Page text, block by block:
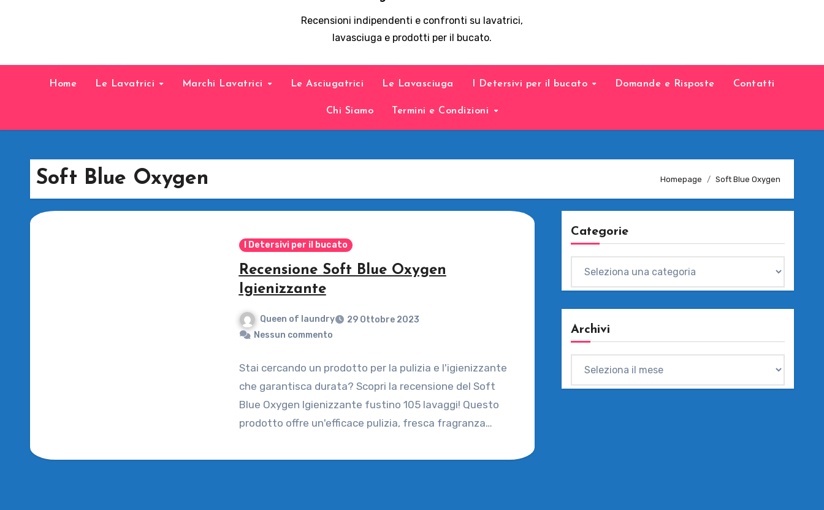
Recensioni indipendenti e confronti su lavatrici,
lavasciuga e prodotti per il bucato.
Home Le Lavatrici Marchi Lavatrici Le Asciugatrici Le Lavasciuga I Detersivi per il bucato Domande e Risposte Contatti
Chi Siamo Termini e Condizioni
Soft Blue Oxygen Homepage Soft Blue Oxygen
I Detersivi per il bucato
Recensione Soft Blue Oxygen
Igienizzante
Queen of laundry
29 Ottobre 2023
Nessun commento
Stai cercando un prodotto per la pulizia e l'igienizzante
che garantisca durata? Scopri la recensione del Soft
Blue Oxygen Igienizzante fustino 105 lavaggi! Questo
prodotto offre un'efficace pulizia, fresca fragranza…
Categorie
Archivi